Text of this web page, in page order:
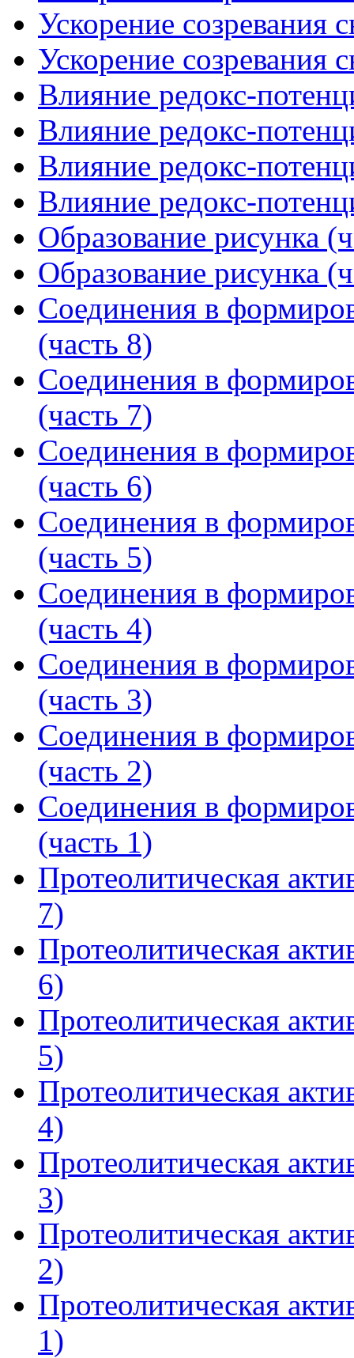
Ускорение созревания
Ускорение созревания
Влияние редокс-
Влияние редокс-
Влияние редокс-
Влияние редокс-
Образование рисунка
Образование рисунка
Соединения в
(часть 8)
Соединения в
(часть 7)
Соединения в
(часть 6)
Соединения в
(часть 5)
Соединения в
(часть 4)
Соединения в
(часть 3)
Соединения в
(часть 2)
Соединения в
(часть 1)
Протеолитическая
7)
Протеолитическая
6)
Протеолитическая
5)
Протеолитическая
4)
Протеолитическая
3)
Протеолитическая
2)
Протеолитическая
1)